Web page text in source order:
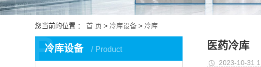
您当前的位置 ： 首 页 > 冷库设备 > 冷库
冷库设备 Product
P 医药冷库
2023-10-31